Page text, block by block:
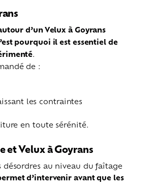
d’un Velux à Goyrans
pourquoi il est essentiel de
.
de :
les contraintes
en toute sérénité.
et Velux à Goyrans
au niveau du faîtage
d’intervenir avant que les